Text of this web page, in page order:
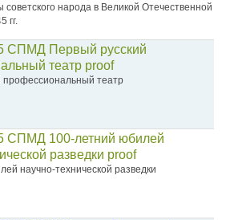
народа в Великой Отечественной
гг.
СПМД Первый русский
театр proof
профессиональный театр
СПМД 100-летний юбилей
разведки proof
научно-технической разведки